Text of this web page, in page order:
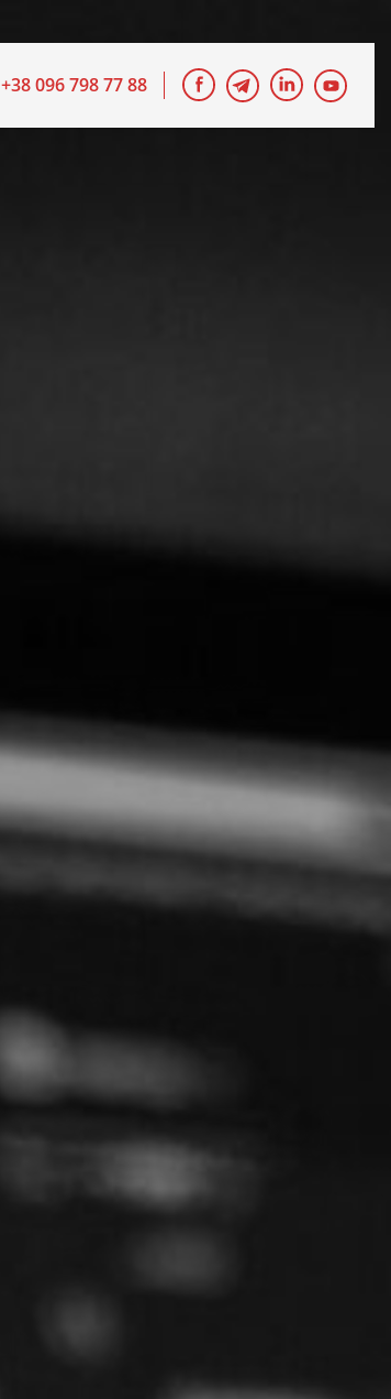
+38 096 798 77 88